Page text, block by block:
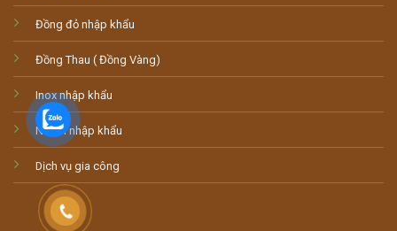
Đồng đỏ nhập khẩu
Đồng Thau ( Đồng Vàng)
Inox nhập khẩu
Nhôm nhập khẩu
Dịch vụ gia công